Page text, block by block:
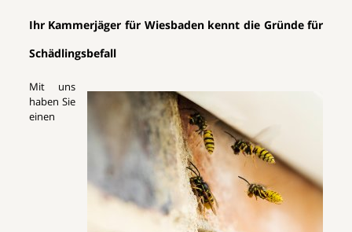
Ihr Kammerjäger für Wiesbaden kennt die Gründe für
Schädlingsbefall
Mit uns
haben Sie
einen